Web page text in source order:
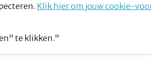
Klik hier om jouw cookie-
te klikken."